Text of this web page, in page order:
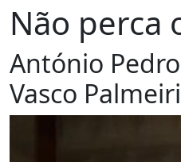
Não perca
António
Vasco